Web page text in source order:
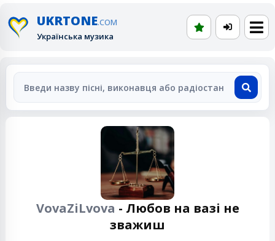
UKRTONE.COM
Українська музика
VovaZiLvova - Любов на вазі не
зважиш